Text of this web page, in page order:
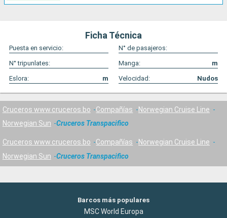
Ficha Técnica
Puesta en servicio:
N° de pasajeros:
N° tripunlates:
Manga:
m
Eslora:
m Velocidad: Nudos
Cruceros www.cruceros.bo Compañías
Norwegian Cruise Line
Norwegian Sun
Cruceros Transpacifico
Cruceros www.cruceros.bo Compañías
Norwegian Cruise Line
Norwegian Sun
Cruceros Transpacifico
Barcos más populares
MSC World Europa